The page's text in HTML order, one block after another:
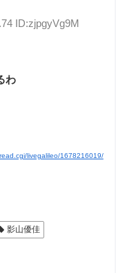
ID:zjpgyVg9M
わ
livegalileo/1678216019/
影山優佳